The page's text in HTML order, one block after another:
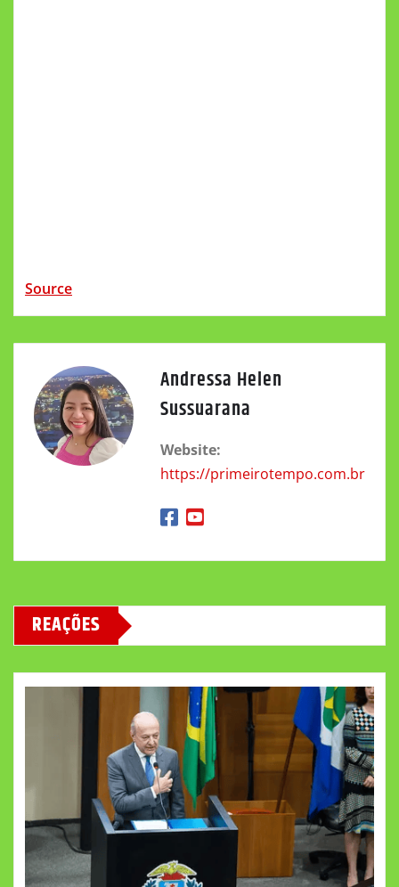
Source
Andressa Helen
Sussuarana
Website:
https://primeirotempo.com.br
REAÇÕES